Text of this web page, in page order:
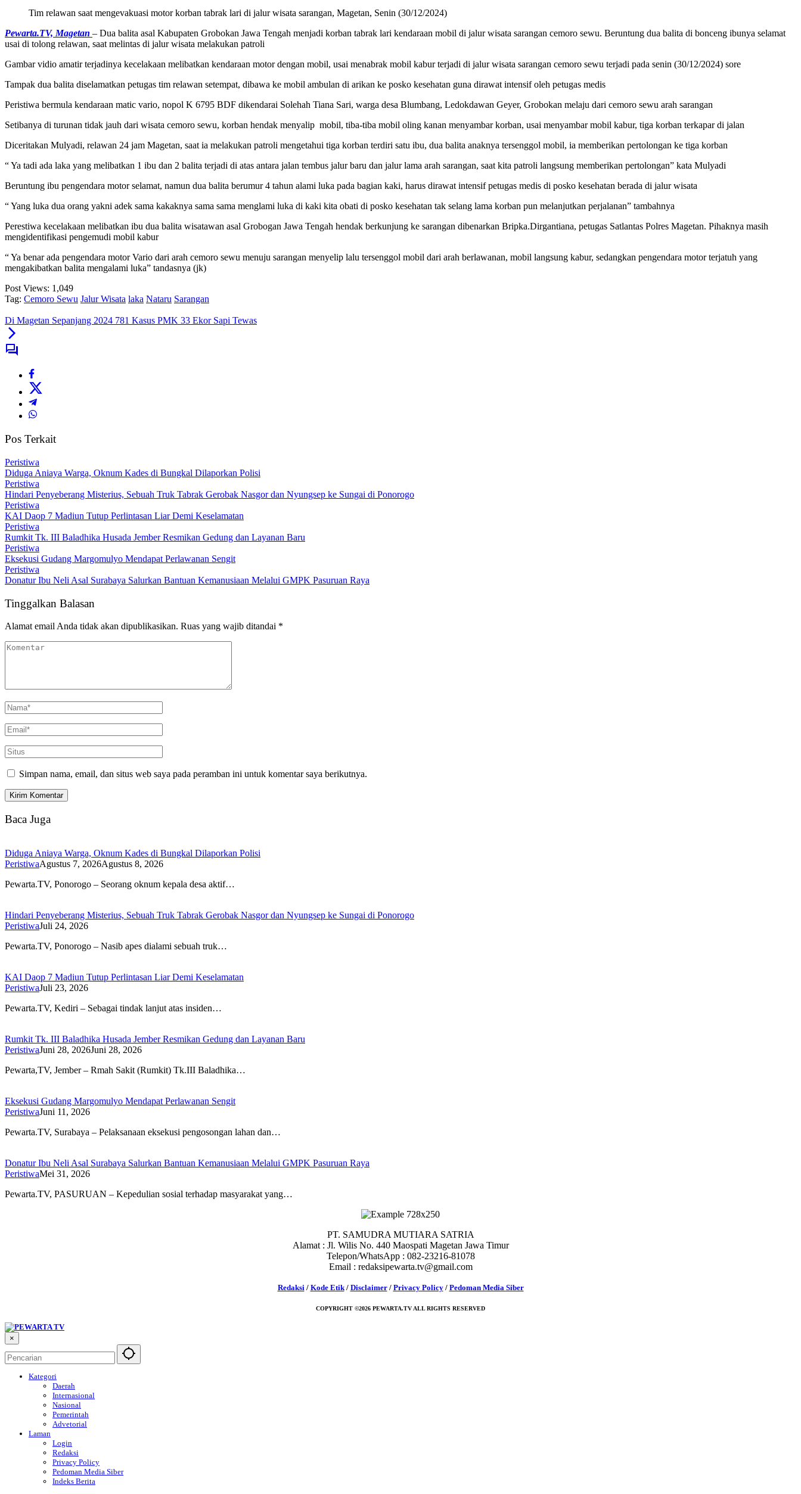
Tim relawan saat mengevakuasi motor korban tabrak lari di jalur wisata sarangan, Magetan, Senin (30/12/2024)
Pewarta.TV, Magetan – Dua balita asal Kabupaten Grobokan Jawa Tengah menjadi korban tabrak lari kendaraan mobil di jalur wisata sarangan cemoro sewu. Beruntung dua balita di bonceng ibunya selamat
usai di tolong relawan, saat melintas di jalur wisata melakukan patroli
Gambar vidio amatir terjadinya kecelakaan melibatkan kendaraan motor dengan mobil, usai menabrak mobil kabur terjadi di jalur wisata sarangan cemoro sewu terjadi pada senin (30/12/2024) sore
Tampak dua balita diselamatkan petugas tim relawan setempat, dibawa ke mobil ambulan di arikan ke posko kesehatan guna dirawat intensif oleh petugas medis
Peristiwa bermula kendaraan matic vario, nopol K 6795 BDF dikendarai Solehah Tiana Sari, warga desa Blumbang, Ledokdawan Geyer, Grobokan melaju dari cemoro sewu arah sarangan
Setibanya di turunan tidak jauh dari wisata cemoro sewu, korban hendak menyalip mobil, tiba-tiba mobil oling kanan menyambar korban, usai menyambar mobil kabur, tiga korban terkapar di jalan
Diceritakan Mulyadi, relawan 24 jam Magetan, saat ia melakukan patroli mengetahui tiga korban terdiri satu ibu, dua balita anaknya tersenggol mobil, ia memberikan pertolongan ke tiga korban
“ Ya tadi ada laka yang melibatkan 1 ibu dan 2 balita terjadi di atas antara jalan tembus jalur baru dan jalur lama arah sarangan, saat kita patroli langsung memberikan pertolongan” kata Mulyadi
Beruntung ibu pengendara motor selamat, namun dua balita berumur 4 tahun alami luka pada bagian kaki, harus dirawat intensif petugas medis di posko kesehatan berada di jalur wisata
“ Yang luka dua orang yakni adek sama kakaknya sama sama menglami luka di kaki kita obati di posko kesehatan tak selang lama korban pun melanjutkan perjalanan” tambahnya
Perestiwa kecelakaan melibatkan ibu dua balita wisatawan asal Grobogan Jawa Tengah hendak berkunjung ke sarangan dibenarkan Bripka.Dirgantiana, petugas Satlantas Polres Magetan. Pihaknya masih
mengidentifikasi pengemudi mobil kabur
“ Ya benar ada pengendara motor Vario dari arah cemoro sewu menuju sarangan menyelip lalu tersenggol mobil dari arah berlawanan, mobil langsung kabur, sedangkan pengendara motor terjatuh yang
mengakibatkan balita mengalami luka” tandasnya (jk)
Post Views: 1,049
Tag: Cemoro Sewu Jalur Wisata laka Nataru Sarangan
Di Magetan Sepanjang 2024 781 Kasus PMK 33 Ekor Sapi Tewas
Pos Terkait
Peristiwa
Diduga Aniaya Warga, Oknum Kades di Bungkal Dilaporkan Polisi
Peristiwa
Hindari Penyeberang Misterius, Sebuah Truk Tabrak Gerobak Nasgor dan Nyungsep ke Sungai di Ponorogo
Peristiwa
KAI Daop 7 Madiun Tutup Perlintasan Liar Demi Keselamatan
Peristiwa
Rumkit Tk. III Baladhika Husada Jember Resmikan Gedung dan Layanan Baru
Peristiwa
Eksekusi Gudang Margomulyo Mendapat Perlawanan Sengit
Peristiwa
Donatur Ibu Neli Asal Surabaya Salurkan Bantuan Kemanusiaan Melalui GMPK Pasuruan Raya
Tinggalkan Balasan
Alamat email Anda tidak akan dipublikasikan. Ruas yang wajib ditandai *
Simpan nama, email, dan situs web saya pada peramban ini untuk komentar saya berikutnya.
Baca Juga
Diduga Aniaya Warga, Oknum Kades di Bungkal Dilaporkan Polisi
PeristiwaAgustus 7, 2026Agustus 8, 2026
Pewarta.TV, Ponorogo – Seorang oknum kepala desa aktif…
Hindari Penyeberang Misterius, Sebuah Truk Tabrak Gerobak Nasgor dan Nyungsep ke Sungai di Ponorogo
PeristiwaJuli 24, 2026
Pewarta.TV, Ponorogo – Nasib apes dialami sebuah truk…
KAI Daop 7 Madiun Tutup Perlintasan Liar Demi Keselamatan
PeristiwaJuli 23, 2026
Pewarta.TV, Kediri – Sebagai tindak lanjut atas insiden…
Rumkit Tk. III Baladhika Husada Jember Resmikan Gedung dan Layanan Baru
PeristiwaJuni 28, 2026Juni 28, 2026
Pewarta,TV, Jember – Rmah Sakit (Rumkit) Tk.III Baladhika…
Eksekusi Gudang Margomulyo Mendapat Perlawanan Sengit
PeristiwaJuni 11, 2026
Pewarta.TV, Surabaya – Pelaksanaan eksekusi pengosongan lahan dan…
Donatur Ibu Neli Asal Surabaya Salurkan Bantuan Kemanusiaan Melalui GMPK Pasuruan Raya
PeristiwaMei 31, 2026
Pewarta.TV, PASURUAN – Kepedulian sosial terhadap masyarakat yang…
PT. SAMUDRA MUTIARA SATRIA
Alamat : Jl. Wilis No. 440 Maospati Magetan Jawa Timur
Telepon/WhatsApp : 082-23216-81078
Email : redaksipewarta.tv@gmail.com
Redaksi / Kode Etik/ Disclaimer/ Privacy Policy/ Pedoman Media Siber
COPYRIGHT ©2026 PEWARTA.TV ALL RIGHTS RESERVED
×
Kategori
Daerah
Internasional
Nasional
Pemerintah
Advetorial
Laman
Login
Redaksi
Privacy Policy
Pedoman Media Siber
Indeks Berita